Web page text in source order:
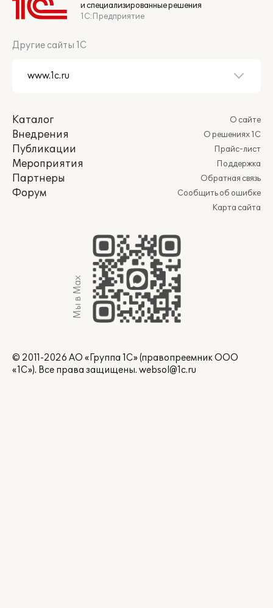
и специализированные решения
1С:Предприятие
Другие сайты 1С
Каталог
Внедрения
Публикации
Мероприятия
Партнеры
Форум
О сайте
О решениях 1С
Прайс-лист
Поддержка
Обратная связь
Сообщить об ошибке
Карта сайта
Мы в Max
© 2011-2026 АО «Группа 1С» (правопреемник ООО
«1С»). Все права защищены. websol@1c.ru